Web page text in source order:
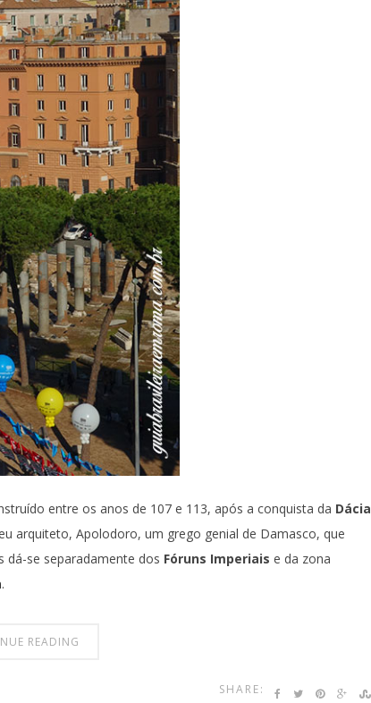
entre os anos de 107 e 113, após a conquista da Dácia
arquiteto, Apolodoro, um grego genial de Damasco, que
dá-se separadamente dos Fóruns Imperiais e da zona
.
READING
SHARE: